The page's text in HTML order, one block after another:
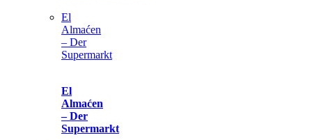
El
Almaćen
– Der
Supermarkt
El
Almaćen
– Der
Supermarkt